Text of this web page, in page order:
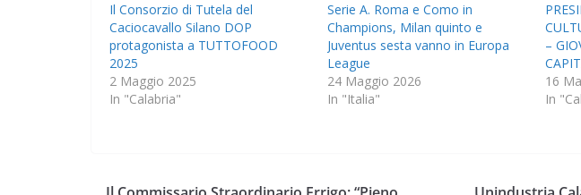
Il Consorzio di Tutela del
Caciocavallo Silano DOP
protagonista a TUTTOFOOD
2025
2 Maggio 2025
In "Calabria"
Serie A. Roma e Como in
Champions, Milan quinto e
Juventus sesta vanno in Europa
League
24 Maggio 2026
In "Italia"
–
16
In